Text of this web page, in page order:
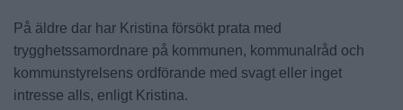
På äldre dar har Kristina försökt prata med
trygghetssamordnare på kommunen, kommunalråd och
kommunstyrelsens ordförande med svagt eller inget
intresse alls, enligt Kristina.